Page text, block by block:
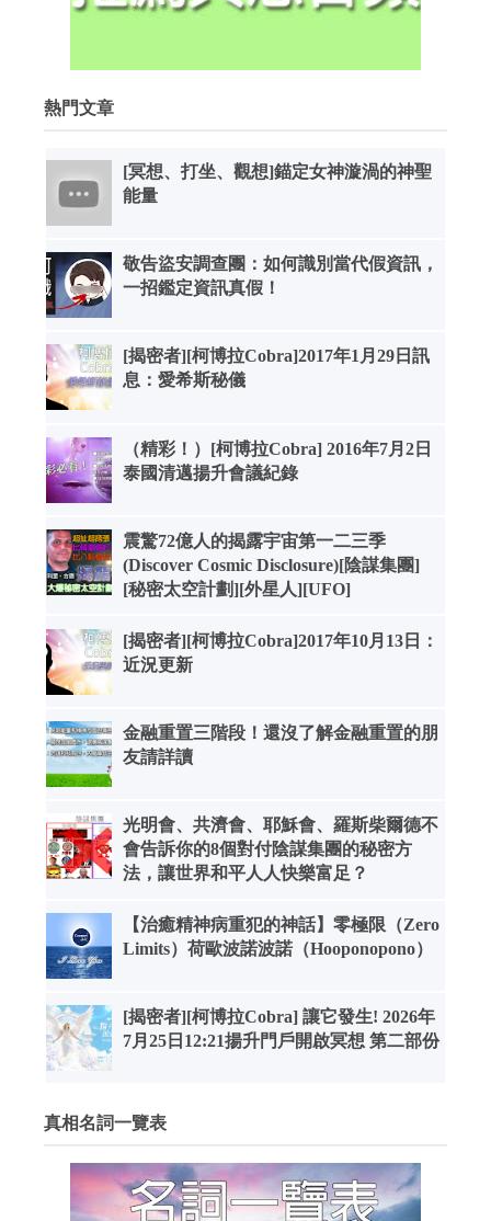
熱門文章
[冥想、打坐、觀想]錨定女神漩渦的神聖
能量
敬告盜安調查團：如何識別當代假資訊，
一招鑑定資訊真假！
[揭密者][柯博拉Cobra]2017年1月29日訊
息：愛希斯秘儀
（精彩！）[柯博拉Cobra] 2016年7月2日
泰國清邁揚升會議紀錄
震驚72億人的揭露宇宙第一二三季
(Discover Cosmic Disclosure)[陰謀集團]
[秘密太空計劃][外星人][UFO]
[揭密者][柯博拉Cobra]2017年10月13日：
近況更新
金融重置三階段！還沒了解金融重置的朋
友請詳讀
光明會、共濟會、耶穌會、羅斯柴爾德不
會告訴你的8個對付陰謀集團的秘密方
法，讓世界和平人人快樂富足？
【治癒精神病重犯的神話】零極限（Zero
Limits）荷歐波諾波諾（Hooponopono）
[揭密者][柯博拉Cobra] 讓它發生! 2026年
7月25日12:21揚升門戶開啟冥想 第二部份
真相名詞一覽表